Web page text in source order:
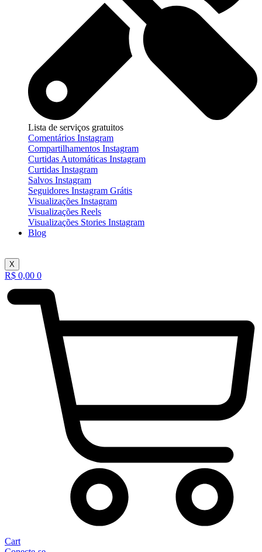
Lista de serviços gratuitos
Comentários Instagram
Compartilhamentos Instagram
Curtidas Automáticas Instagram
Curtidas Instagram
Salvos Instagram
Seguidores Instagram Grátis
Visualizações Instagram
Visualizações Reels
Visualizações Stories Instagram
Blog
X
R$ 0,00 0
Cart